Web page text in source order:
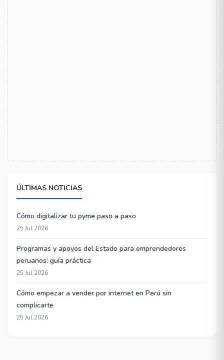
ÚLTIMAS NOTICIAS
Cómo digitalizar tu pyme paso a paso
25 Jul 2026
Programas y apoyos del Estado para emprendedores
peruanos: guía práctica
25 Jul 2026
Cómo empezar a vender por internet en Perú sin
complicarte
25 Jul 2026